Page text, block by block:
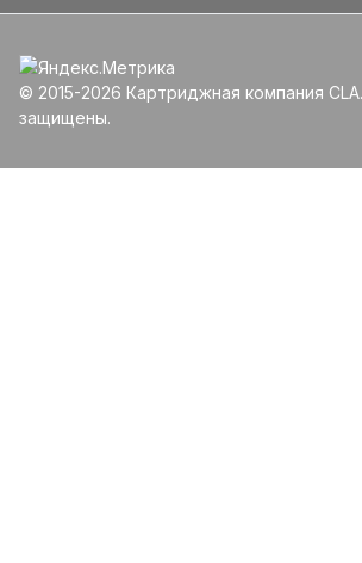
© 2015-2026 Картриджная компания
защищены.